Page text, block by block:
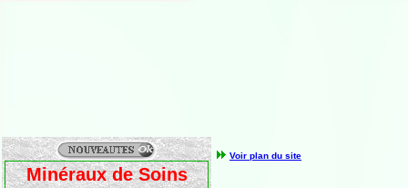
Minéraux de Soins
Voir plan du site